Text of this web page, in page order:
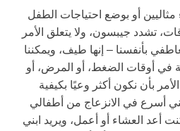
مثاليين أو بوضع احتياجات الطفل
تشدد جيبسون، ولا يتعلق الأمر
بأنفسنا – إنها طيف، ويمكننا
في أوقات الضغط، أو المرض، أو
بأن نكون أكثر وعيًا بكيفية
أسرع في الانزعاج من أطفالي
أعد العشاء أو أعمل، ويريد ابني